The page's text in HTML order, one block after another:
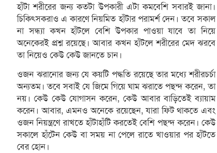
হাঁটা শরীরের জন্য কতটা উপকারী এটা কমবেশি সবারই জানা।
চিকিৎসকরাও এ কারণে নিয়মিত হাঁটার পরামর্শ দেন। তবে সকাল
না সন্ধ্যা কখন হাঁটলে বেশি উপকার পাওয়া যাবে তা নিয়ে
অনেকেরই প্রশ্ন রয়েছে। আবার কখন হাঁটলে শরীরের মেদ ঝরবে
তা নিয়েও কেউ কেউ জানতে চান।
ওজন ঝরানোর জন্য যে কয়টি পদ্ধতি রয়েছে তার মধ্যে শরীরচর্চা
অন্যতম। তবে সবাই যে জিমে গিয়ে ঘাম ঝরাতে পছন্দ করেন, তা
নয়। কেউ কেউ যোগাসন করেন, কেউ আবার বাড়িতেই ব্যায়াম
করেন। আবার, এমনও অনেকে রয়েছেন, যারা ফিট থাকতে এবং
ওজন নিয়ন্ত্রণে রাখতে হাঁটাহাঁটি করতেই বেশি পছন্দ করেন। কেউ
সকালে হাঁটেন কেউ বা সময় না পেলে রাতে খাওয়ার পর হাঁটতে
বের হোন।